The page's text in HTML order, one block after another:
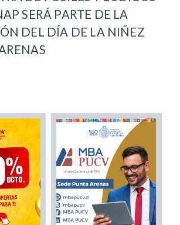
SERÁ PARTE DE LA
DEL DÍA DE LA NIÑEZ